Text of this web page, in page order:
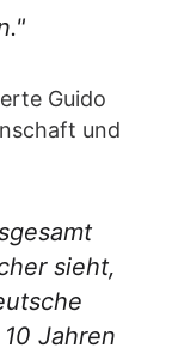
Guido
und
sieht,
Jahren